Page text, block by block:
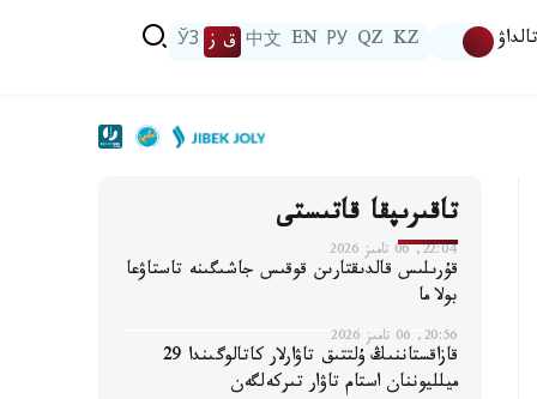
تالداۋ KZ
QZ
РУ
EN
中文 ق ز ЎЗ
تاقىرىپقا قاتىستى
22:04, 06 تامىز 2026
قۇرىلىس قالدىقتارىن قوقىس جاشىگىنە تاستاۋعا
بولا ما
20:56, 06 تامىز 2026
قازاقستاننىڭ ۇلتتىق تاۋارلار كاتالوگىندا 29
ميلليوننان استام تاۋار تىركەلگەن